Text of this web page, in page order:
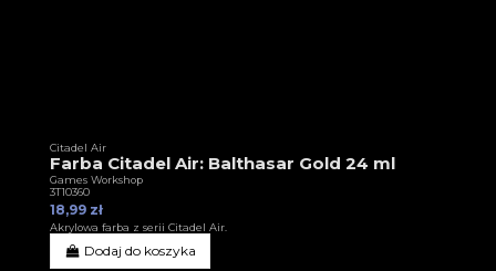
Citadel Air
Farba Citadel Air: Balthasar Gold 24 ml
Games Workshop
3T10360
18,99 zł
Akrylowa farba z serii Citadel Air.
Dodaj do koszyka